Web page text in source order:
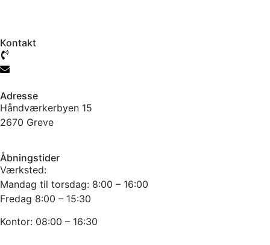
Kontakt
Adresse
Håndværkerbyen 15
2670 Greve
Åbningstider
Værksted:
Mandag til torsdag: 8:00 – 16:00
Fredag 8:00 – 15:30
Kontor: 08:00 – 16:30